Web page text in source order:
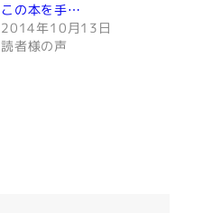
この本を手…
2014年10月13日
読者様の声